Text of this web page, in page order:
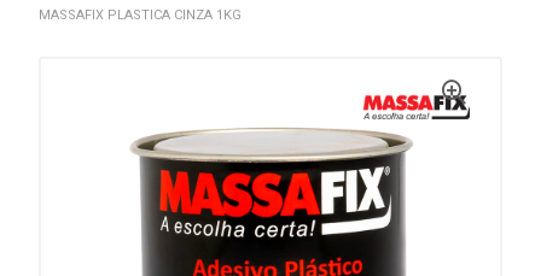
MASSAFIX PLASTICA CINZA 1KG